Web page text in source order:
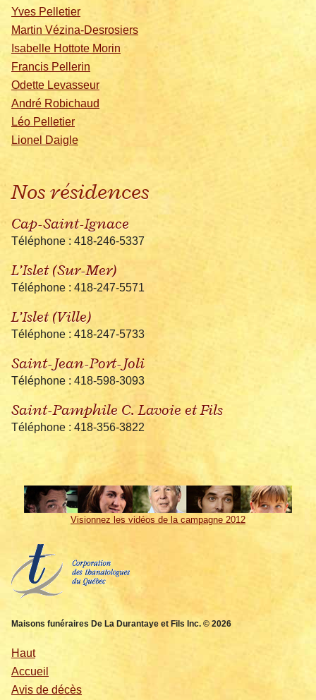
Yves Pelletier
Martin Vézina-Desrosiers
Isabelle Hottote Morin
Francis Pellerin
Odette Levasseur
André Robichaud
Léo Pelletier
Lionel Daigle
Nos résidences
Cap-Saint-Ignace
Téléphone : 418-246-5337
L’Islet (Sur-Mer)
Téléphone : 418-247-5571
L’Islet (Ville)
Téléphone : 418-247-5733
Saint-Jean-Port-Joli
Téléphone : 418-598-3093
Saint-Pamphile C. Lavoie et Fils
Téléphone : 418-356-3822
Visionnez les vidéos de la campagne 2012
Maisons funéraires De La Durantaye et Fils Inc. © 2026
Haut
Accueil
Avis de décès